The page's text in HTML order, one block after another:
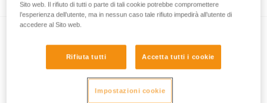
Sito web. Il rifiuto di tutti o parte di tali cookie potrebbe compromettere
l’esperienza dell’utente, ma in nessun caso tale rifiuto impedirà all’utente di
accedere al Sito web.
Rifiuta tutti Accetta tutti i cookie
Impostazioni cookie